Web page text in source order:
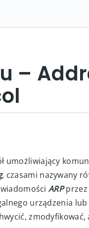
–
umożliwiający
, czasami nazywany
wiadomościARP
urządzenia